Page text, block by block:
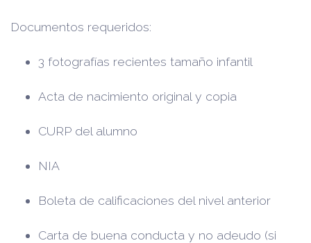
Documentos requeridos:
3 fotografías recientes tamaño infantil
Acta de nacimiento original y copia
CURP del alumno
NIA
Boleta de calificaciones del nivel anterior
Carta de buena conducta y no adeudo (si